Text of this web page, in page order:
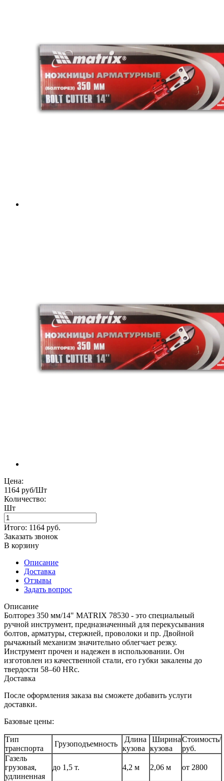
Цена:
1164 руб/Шт
Количество:
Шт
Итого: 1164 руб.
Заказать звонок
В корзину
Описание
Доставка
Отзывы
Задать вопрос
Описание
Болторез 350 мм/14" MATRIX 78530 - это специальный
ручной инструмент, предназначенный для перекусывания
болтов, арматуры, стержней, проволоки и пр. Двойной
рычажный механизм значительно облегчает резку.
Инструмент прочен и надежен в использовании. Он
изготовлен из качественной стали, его губки закалены до
твердости 58–60 HRc.
Доставка
После оформления заказа вы сможете добавить услуги
доставки.
Базовые цены:
Тип
транспорта
Грузоподъемность
Длина
кузова
Ширина
кузова
Стоимость/
руб.
Газель
грузовая,
удлиненная
до 1,5 т. 4,2 м 2,06 м от 2800